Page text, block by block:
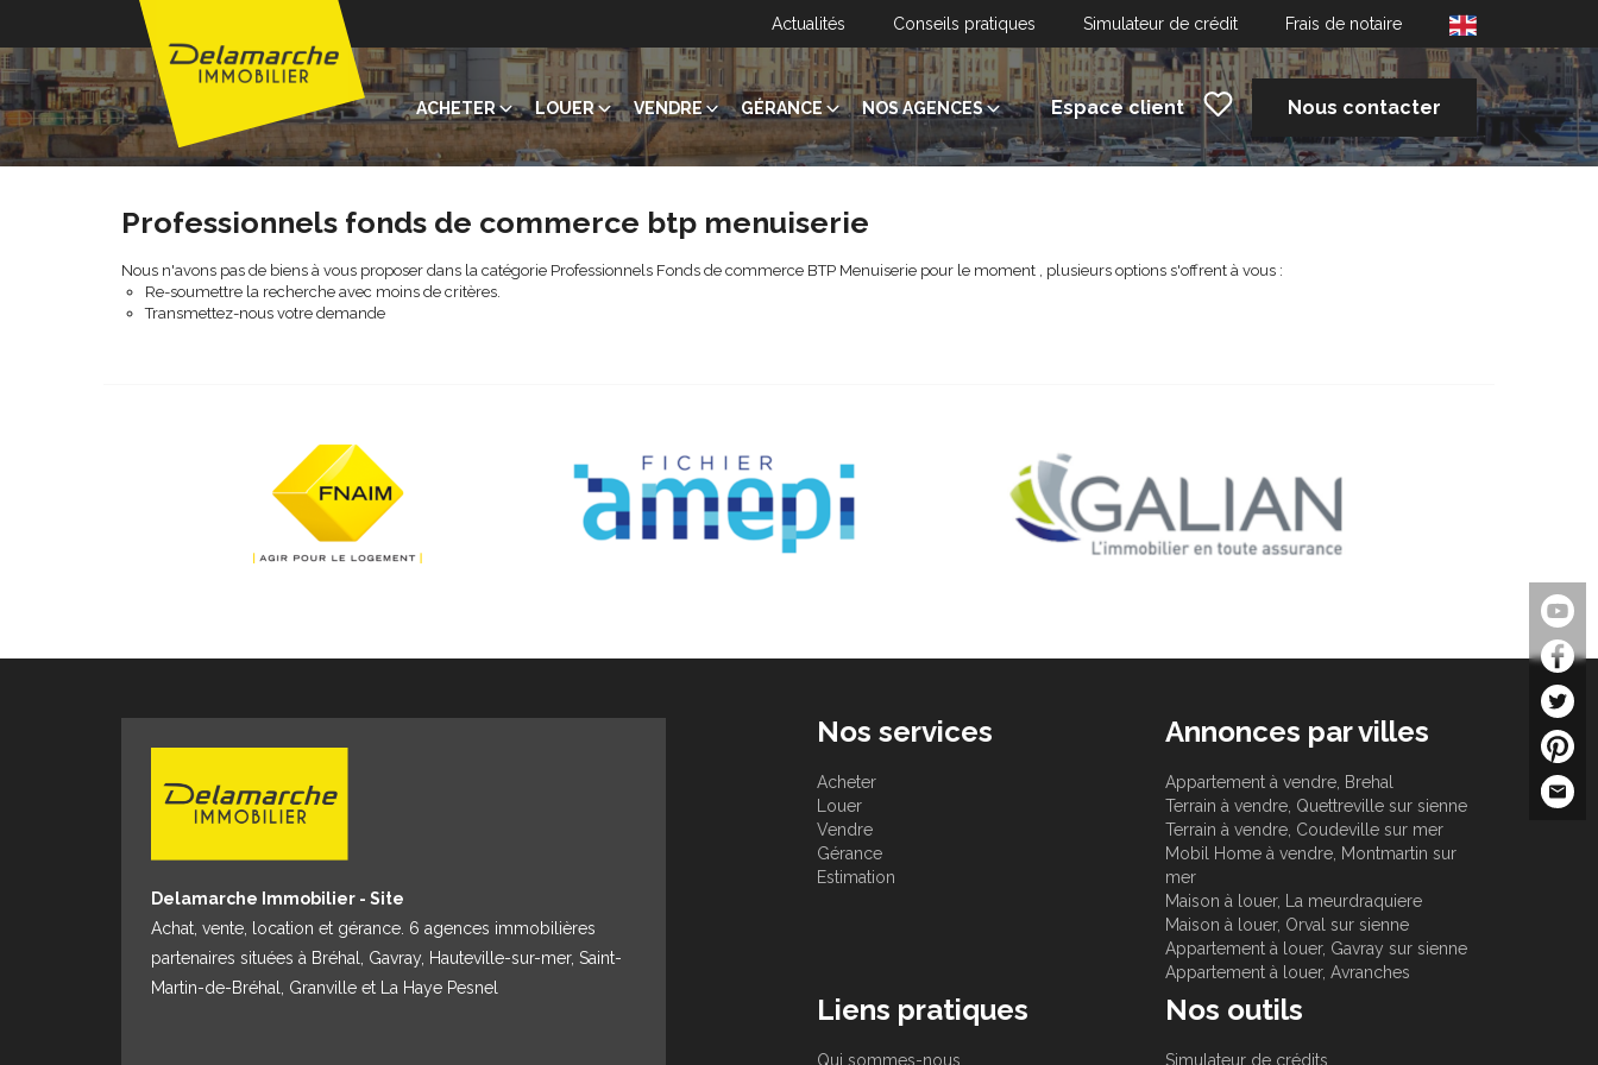
Actualités Conseils pratiques Simulateur de crédit Frais de notaire
ACHETER LOUER VENDRE GÉRANCE NOS AGENCES Espace client Nous contacter
Professionnels fonds de commerce btp menuiserie
Nous n'avons pas de biens à vous proposer dans la catégorie Professionnels Fonds de commerce BTP Menuiserie pour le moment , plusieurs options s'offrent à vous :
Re-soumettre la recherche avec moins de critères.
Transmettez-nous votre demande
Delamarche Immobilier - Site
Achat, vente, location et gérance. 6 agences immobilières
partenaires situées à Bréhal, Gavray, Hauteville-sur-mer, Saint-
Martin-de-Bréhal, Granville et La Haye Pesnel
Nos services
Acheter
Louer
Vendre
Gérance
Estimation
Annonces par villes
Appartement à vendre, Brehal
Terrain à vendre, Quettreville sur sienne
Terrain à vendre, Coudeville sur mer
Mobil Home à vendre, Montmartin sur
mer
Maison à louer, La meurdraquiere
Maison à louer, Orval sur sienne
Appartement à louer, Gavray sur sienne
Appartement à louer, Avranches
Liens pratiques
Qui sommes-nous
Nos outils
Simulateur de crédits